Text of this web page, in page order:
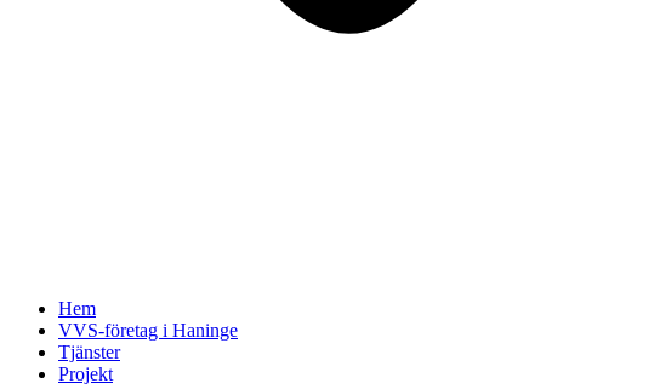
Hem
VVS-företag i Haninge
Tjänster
Projekt